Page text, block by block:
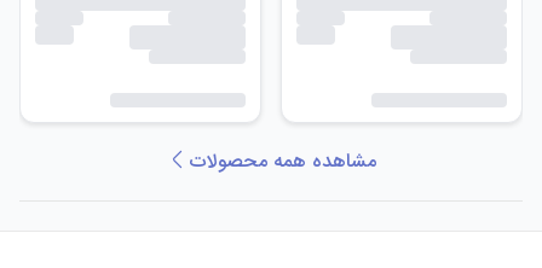
مشاهده همه محصولات